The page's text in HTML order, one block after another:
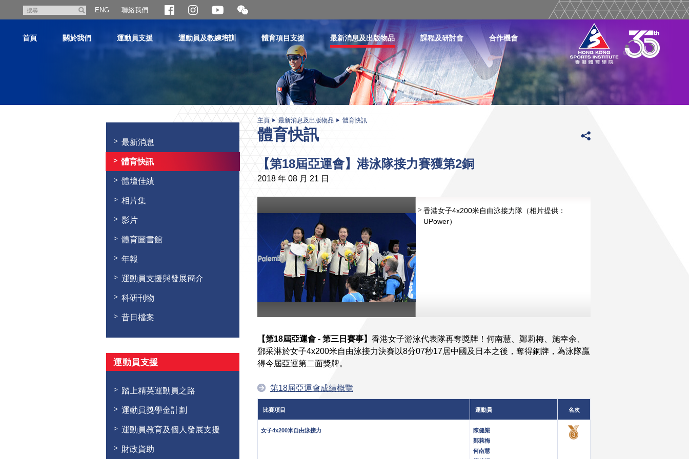
尋
ENG 聯絡我們
開
合
二
維
首頁 關於我們 運動員支援 運動員及教練培訓 體育項目支援 最新消息及出版物品 課程及研討會 合作機會
最新消息
體育快訊
體壇佳績
相片集
影片
體育圖書館
年報
運動員支援與發展簡介
科研刊物
昔日檔案
運動員支援
踏上精英運動員之路
運動員獎學金計劃
運動員教育及個人發展支援
財政資助
主頁 最新消息及出版物品 體育快訊
體育快訊
【第18屆亞運會】港泳隊接力賽獲第2銅
2018 年 08 月 21 日
香港女子4x200米自由泳接力隊（相片提供：
UPower）
【第18屆亞運會 - 第三日賽事】 香港女子游泳代表隊再奪獎牌！何南慧、鄭莉梅、施幸余、
鄧采淋於女子4x200米自由泳接力決賽以8分07秒17居中國及日本之後，奪得銅牌，為泳隊贏
得今屆亞運第二面獎牌。
第18屆亞運會成績概覽
比賽項目 運動員 名次
女子4x200米自由泳接力
陳健樂
鄭莉梅
何南慧